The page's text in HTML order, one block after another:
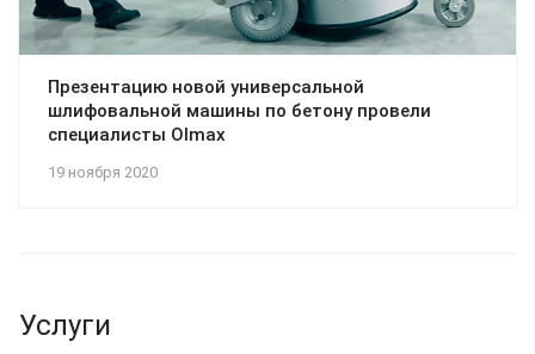
19 ноября 2020
Презентацию новой универсальной
шлифовальной машины по бетону провели
специалисты Olmax
Услуги